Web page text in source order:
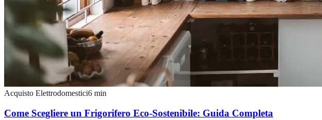
Acquisto Elettrodomestici6 min
Come Scegliere un Frigorifero Eco-Sostenibile: Guida Completa